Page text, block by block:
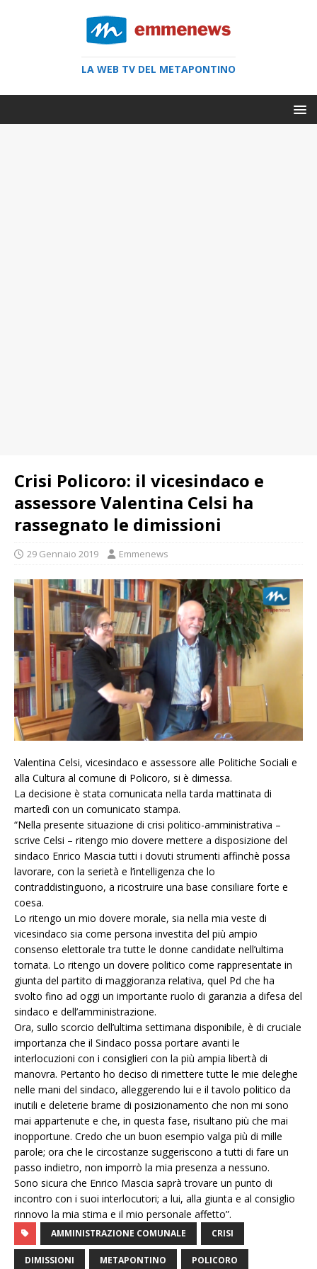
LA WEB TV DEL METAPONTINO
Crisi Policoro: il vicesindaco e
assessore Valentina Celsi ha
rassegnato le dimissioni
29 Gennaio 2019 Emmenews
Valentina Celsi, vicesindaco e assessore alle Politiche Sociali e
alla Cultura al comune di Policoro, si è dimessa.
La decisione è stata comunicata nella tarda mattinata di
martedì con un comunicato stampa.
“Nella presente situazione di crisi politico-amministrativa –
scrive Celsi – ritengo mio dovere mettere a disposizione del
sindaco Enrico Mascia tutti i dovuti strumenti affinchè possa
lavorare, con la serietà e l’intelligenza che lo
contraddistinguono, a ricostruire una base consiliare forte e
coesa.
Lo ritengo un mio dovere morale, sia nella mia veste di
vicesindaco sia come persona investita del più ampio
consenso elettorale tra tutte le donne candidate nell’ultima
tornata. Lo ritengo un dovere politico come rappresentate in
giunta del partito di maggioranza relativa, quel Pd che ha
svolto fino ad oggi un importante ruolo di garanzia a difesa del
sindaco e dell’amministrazione.
Ora, sullo scorcio dell’ultima settimana disponibile, è di cruciale
importanza che il Sindaco possa portare avanti le
interlocuzioni con i consiglieri con la più ampia libertà di
manovra. Pertanto ho deciso di rimettere tutte le mie deleghe
nelle mani del sindaco, alleggerendo lui e il tavolo politico da
inutili e deleterie brame di posizionamento che non mi sono
mai appartenute e che, in questa fase, risultano più che mai
inopportune. Credo che un buon esempio valga più di mille
parole; ora che le circostanze suggeriscono a tutti di fare un
passo indietro, non imporrò la mia presenza a nessuno.
Sono sicura che Enrico Mascia saprà trovare un punto di
incontro con i suoi interlocutori; a lui, alla giunta e al consiglio
rinnovo la mia stima e il mio personale affetto”.
AMMINISTRAZIONE COMUNALE CRISI
DIMISSIONI METAPONTINO POLICORO